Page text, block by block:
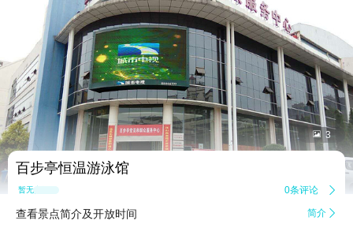
 3
百步亭恒温游泳馆
暂无点评 0条评论 
查看景点简介及开放时间 简介 